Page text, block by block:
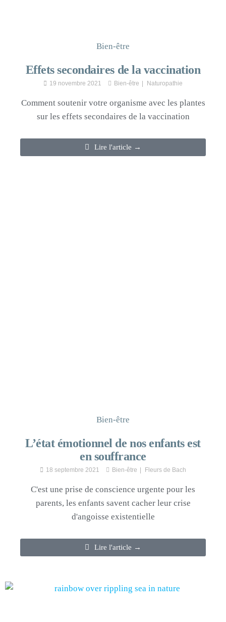
Bien-être
Effets secondaires de la vaccination
19 novembre 2021 Bien-être Naturopathie
Comment soutenir votre organisme avec les plantes
sur les effets secondaires de la vaccination
Lire l'article →
Bien-être
L’état émotionnel de nos enfants est
en souffrance
18 septembre 2021 Bien-être Fleurs de Bach
C'est une prise de conscience urgente pour les
parents, les enfants savent cacher leur crise
d'angoisse existentielle
Lire l'article →